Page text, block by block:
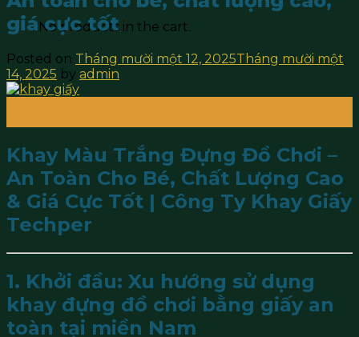
No products in the cart.
giá cực tốt
Posted on Tháng mười một 12, 2025Tháng mười một
14, 2025 by admin
Khay Màu Trắng Đựng Đồ Chơi –
An Toàn Cho Bé, Chất Lượng Cao
& Giá Cực Tốt | Công Ty Khay Giấy
Techper
1. Khởi đầu: Xu hướng sử dụng
khay đựng đồ chơi bằng giấy an
toàn tại miền Nam